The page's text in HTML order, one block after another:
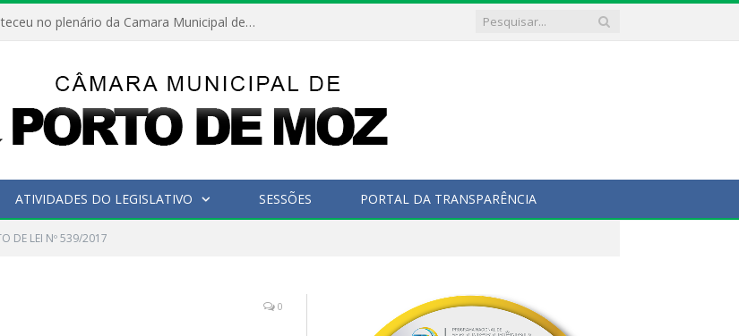
Hoje dia 05 de julho aconteceu no plenário da Camara Municipal de Porto de Moz a Sessão Solene de Abertura dos Trabalhos Legislativos 2º Período da 23ª Legislatura
ATIVIDADES DO LEGISLATIVO SESSÕES PORTAL DA TRANSPARÊNCIA
DE LEI Nº 539/2017
0